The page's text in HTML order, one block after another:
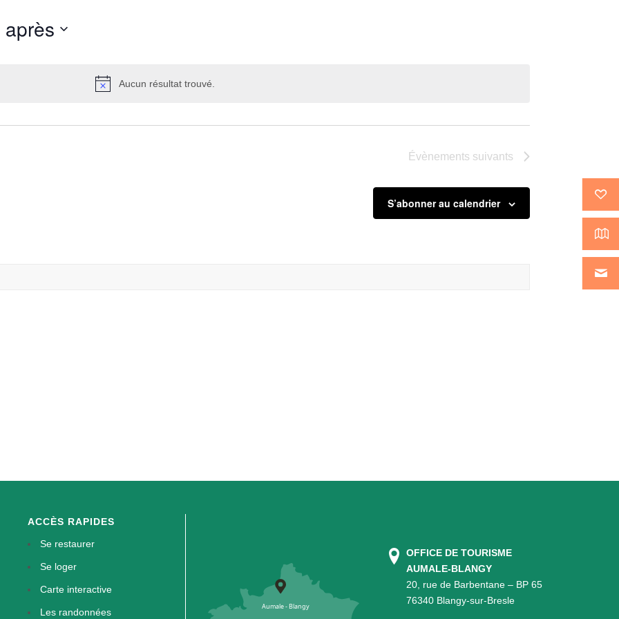
Aucun résultat trouvé.
Évènements suivants
S’abonner au calendrier
ACCÈS RAPIDES
Se restaurer
Se loger
Carte interactive
Les randonnées
OFFICE DE TOURISME
AUMALE-BLANGY
20, rue de Barbentane – BP 65
76340 Blangy-sur-Bresle